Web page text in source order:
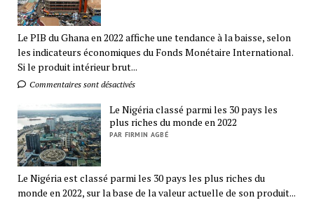
Le PIB du Ghana en 2022 affiche une tendance à la baisse, selon
les indicateurs économiques du Fonds Monétaire International.
Si le produit intérieur brut...
Commentaires sont désactivés
Le Nigéria classé parmi les 30 pays les
plus riches du monde en 2022
PAR FIRMIN AGBÉ
Le Nigéria est classé parmi les 30 pays les plus riches du
monde en 2022, sur la base de la valeur actuelle de son produit...